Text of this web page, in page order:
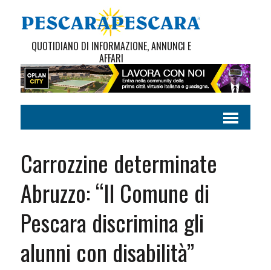
QUOTIDIANO DI INFORMAZIONE, ANNUNCI E
AFFARI
Carrozzine determinate
Abruzzo: “Il Comune di
Pescara discrimina gli
alunni con disabilità”